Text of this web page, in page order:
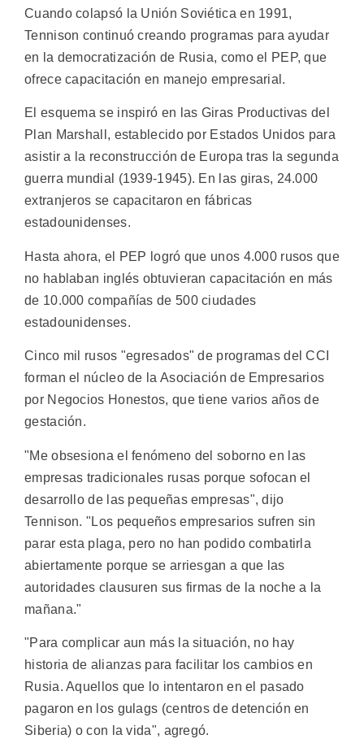
Cuando colapsó la Unión Soviética en 1991,
Tennison continuó creando programas para ayudar
en la democratización de Rusia, como el PEP, que
ofrece capacitación en manejo empresarial.
El esquema se inspiró en las Giras Productivas del
Plan Marshall, establecido por Estados Unidos para
asistir a la reconstrucción de Europa tras la segunda
guerra mundial (1939-1945). En las giras, 24.000
extranjeros se capacitaron en fábricas
estadounidenses.
Hasta ahora, el PEP logró que unos 4.000 rusos que
no hablaban inglés obtuvieran capacitación en más
de 10.000 compañías de 500 ciudades
estadounidenses.
Cinco mil rusos "egresados" de programas del CCI
forman el núcleo de la Asociación de Empresarios
por Negocios Honestos, que tiene varios años de
gestación.
"Me obsesiona el fenómeno del soborno en las
empresas tradicionales rusas porque sofocan el
desarrollo de las pequeñas empresas", dijo
Tennison. "Los pequeños empresarios sufren sin
parar esta plaga, pero no han podido combatirla
abiertamente porque se arriesgan a que las
autoridades clausuren sus firmas de la noche a la
mañana."
"Para complicar aun más la situación, no hay
historia de alianzas para facilitar los cambios en
Rusia. Aquellos que lo intentaron en el pasado
pagaron en los gulags (centros de detención en
Siberia) o con la vida", agregó.